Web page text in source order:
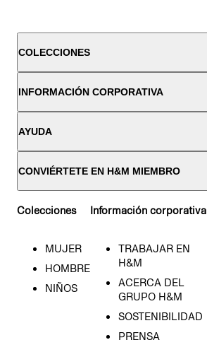
COLECCIONES
INFORMACIÓN CORPORATIVA
AYUDA
CONVIÉRTETE EN H&M MIEMBRO
Colecciones
MUJER
HOMBRE
NIÑOS
Información corporativa
TRABAJAR EN
H&M
ACERCA DEL
GRUPO H&M
SOSTENIBILIDAD
PRENSA